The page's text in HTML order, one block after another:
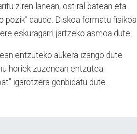
ziren lanean, ostiral batean eta
pozik" daude. Diskoa formatu
eskuragarri jartzeko asmoa dute.
entzuteko aukera izango dute
horiek zuzenean entzutea
igarotzera gonbidatu dute.